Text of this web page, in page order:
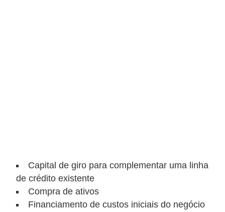
Capital de giro para complementar uma linha
de crédito existente
Compra de ativos
Financiamento de custos iniciais do negócio